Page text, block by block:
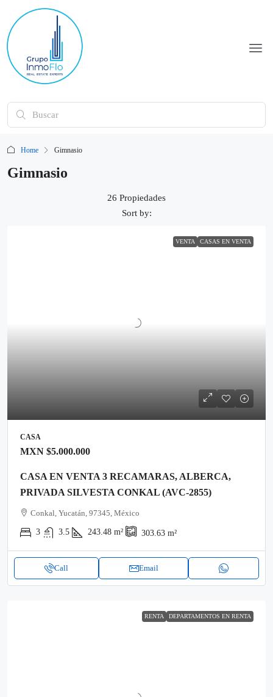
Home Gimnasio
Gimnasio
26 Propiedades
Sort by:
VENTA CASAS EN VENTA
CASA
MXN $5.000.000
CASA EN VENTA 3 RECAMARAS, ALBERCA,
PRIVADA SILVESTA CONKAL (AVC-2855)
Conkal, Yucatán, 97345, México
3 3.5 243.48 m² 303.63 m²
Call Email
RENTA DEPARTAMENTOS EN RENTA